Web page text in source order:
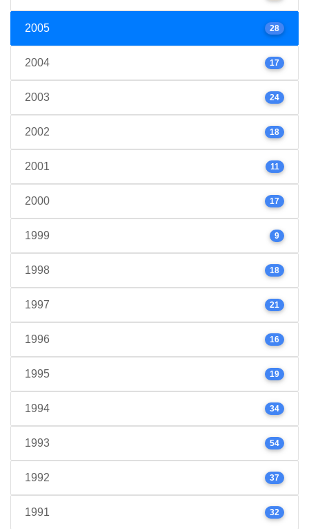
2005 28
2004 17
2003 24
2002 18
2001 11
2000 17
1999 9
1998 18
1997 21
1996 16
1995 19
1994 34
1993 54
1992 37
1991 32